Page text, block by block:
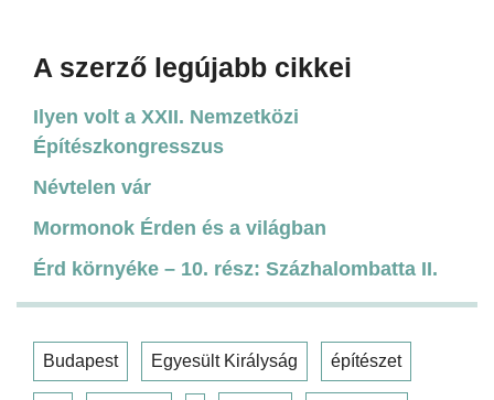
A szerző legújabb cikkei
Ilyen volt a XXII. Nemzetközi
Építészkongresszus
Névtelen vár
Mormonok Érden és a világban
Érd környéke – 10. rész: Százhalombatta II.
Budapest Egyesült Királyság építészet